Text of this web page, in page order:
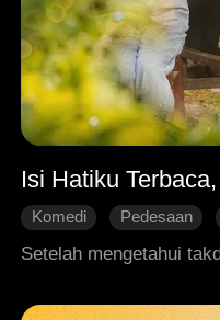
Isi Hatiku
Komedi Pedesaan